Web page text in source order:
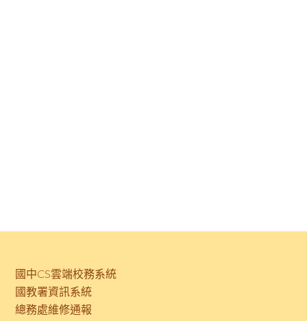
國中CS雲端校務系統
國教署資訊系統
總務處維修通報